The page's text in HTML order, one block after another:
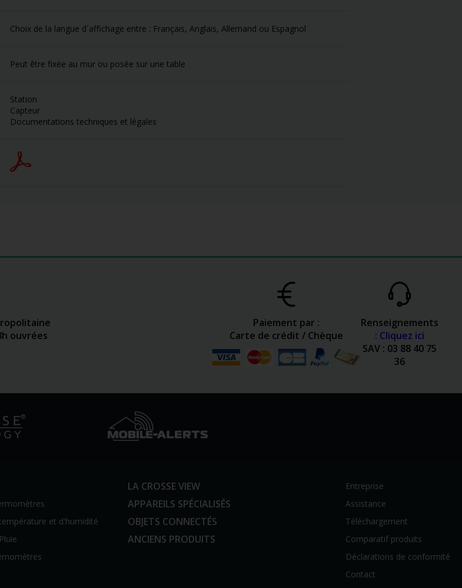
Choix de la langue d´affichage entre : Français, Anglais, Allemand ou Espagnol
Peut être fixée au mur ou posée sur une table
Station
Capteur
Documentations techniques et légales
ouvrées
Paiement par :
Carte de crédit / Chèque
Renseignements
: Cliquez ici
SAV : 03 88 40 75
36
et d'humidité
LA CROSSE VIEW
APPAREILS SPÉCIALISÉS
OBJETS CONNECTÉS
ANCIENS PRODUITS
Entreprise
Assistance
Téléchargement
Comparatif produits
Déclarations de conformité
Contact